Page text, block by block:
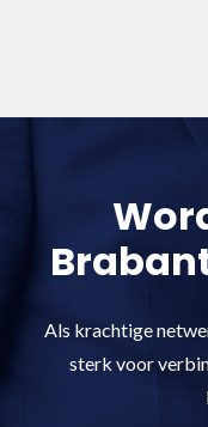
Als krachtige
sterk voor